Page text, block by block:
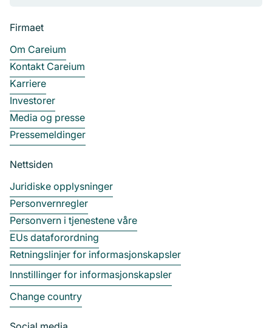
Firmaet
Om Careium
Kontakt Careium
Karriere
Investorer
Media og presse
Pressemeldinger
Nettsiden
Juridiske opplysninger
Personvernregler
Personvern i tjenestene våre
EUs dataforordning
Retningslinjer for informasjonskapsler
Innstillinger for informasjonskapsler
Change country